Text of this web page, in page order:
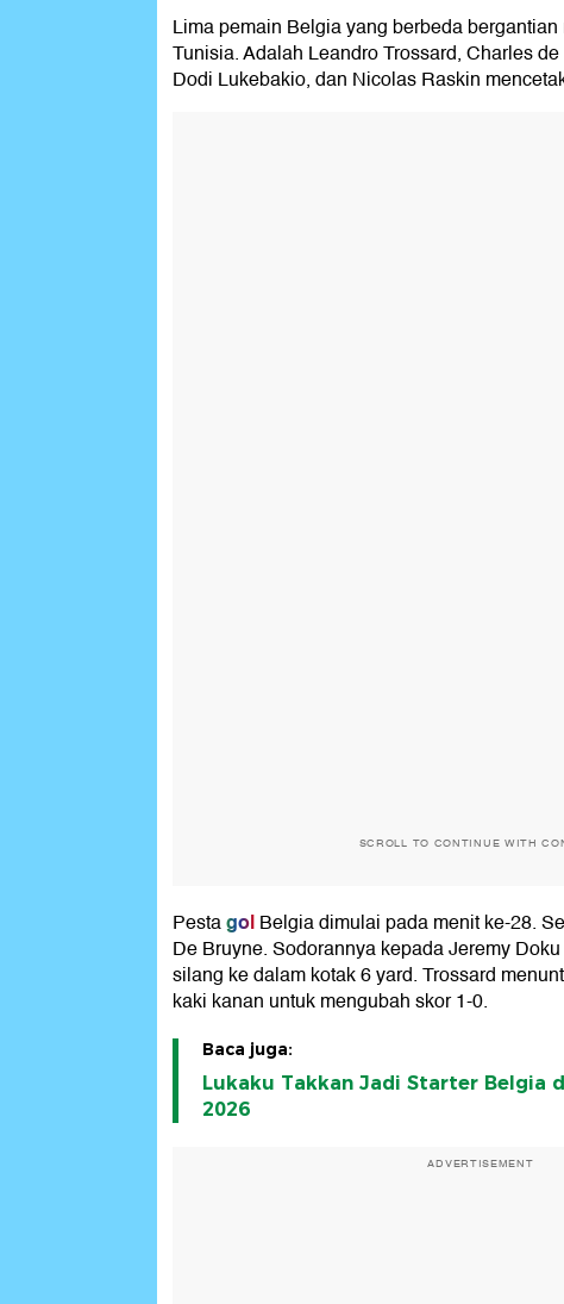
Lima pemain Belgia yang berbeda
Tunisia. Adalah Leandro Trossard, Charles
Dodi Lukebakio, dan Nicolas Raskin
SCROLL TO CONTINUE WITH
PestagolBelgia dimulai pada menit ke-28.
De Bruyne. Sodorannya kepada Jeremy
silang ke dalam kotak 6 yard. Trossard
kaki kanan untuk mengubah skor 1-0.
Baca juga:
Lukaku Takkan Jadi Starter Belgia
2026
ADVERTISEMENT